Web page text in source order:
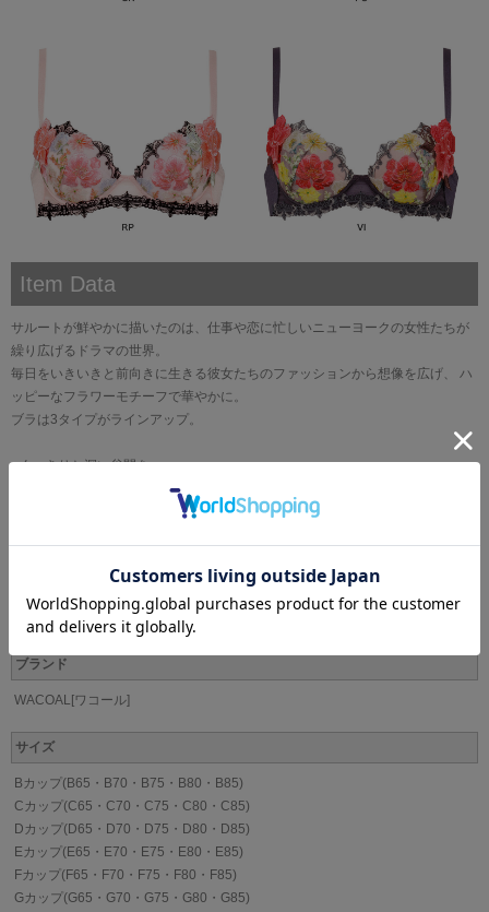
Item Data
サルートが鮮やかに描いたのは、仕事や恋に忙しいニューヨークの女性たちが
繰り広げるドラマの世界。
毎日をいきいきと前向きに生きる彼女たちのファッションから想像を広げ、 ハ
ッピーなフラワーモチーフで華やかに。
ブラは3タイプがラインアップ。
●くっきりと深い谷間を
バストボリュームを脇から中央に寄せ、きれいな谷間をつくるプッシュアップ
・カップのレースにはラメ糸を使用
・カップのアップリケにはスワロフスキー・クリスタルを使用
・アップリケはバラの花をイメージ
ブランド
WACOAL[ワコール]
サイズ
Bカップ(B65・B70・B75・B80・B85)
Cカップ(C65・C70・C75・C80・C85)
Dカップ(D65・D70・D75・D80・D85)
Eカップ(E65・E70・E75・E80・E85)
Fカップ(F65・F70・F75・F80・F85)
Gカップ(G65・G70・G75・G80・G85)